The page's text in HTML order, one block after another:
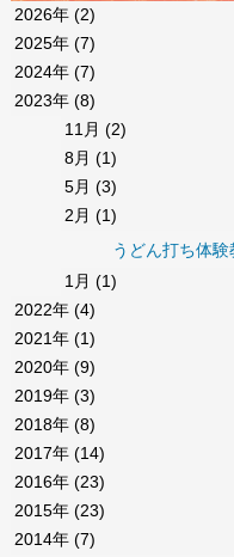
2026年 (2)
2025年 (7)
2024年 (7)
2023年 (8)
11月(2)
8月(1)
5月(3)
2月(1)
うどん打ち体
1月(1)
2022年 (4)
2021年 (1)
2020年 (9)
2019年 (3)
2018年 (8)
2017年 (14)
2016年 (23)
2015年 (23)
2014年 (7)